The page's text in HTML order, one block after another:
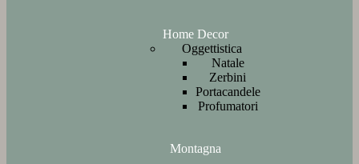
Home Decor
Oggettistica
Natale
Zerbini
Portacandele
Profumatori
Montagna